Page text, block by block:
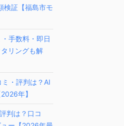
検証【福島市モ
手数料・即日
リングも解
・評判は？AI
年】
判は？口コ